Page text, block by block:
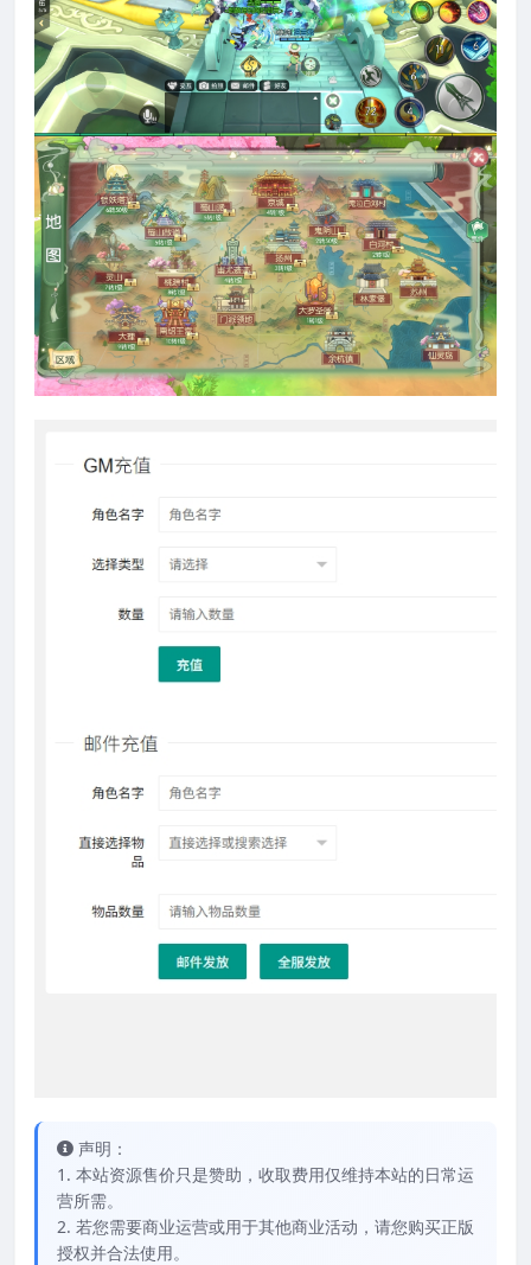
声明：
1. 本站资源售价只是赞助，收取费用仅维持本站的日常运
营所需。
2. 若您需要商业运营或用于其他商业活动，请您购买正版
授权并合法使用。